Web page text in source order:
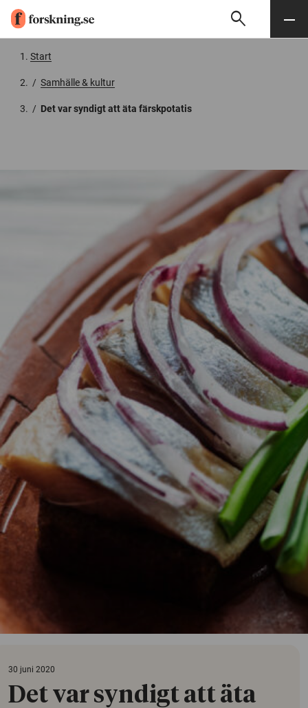
Söksearch Meny
Start
/ Samhälle & kultur
/ Det var syndigt att äta färskpotatis
30 juni 2020
Det var syndigt att äta